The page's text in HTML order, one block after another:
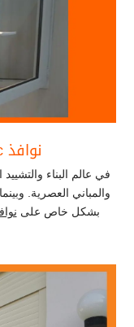
نوافذ upvc اليو بي في سي
في عالم البناء
والمباني العصرية.
بشكل خاص على